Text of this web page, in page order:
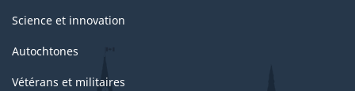
Science et innovation
Autochtones
Vétérans et militaires